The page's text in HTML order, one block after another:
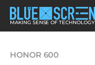
MAKING SENSE OF TECHNOLOGY
HONOR 600